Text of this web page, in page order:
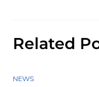
Related
NEWS